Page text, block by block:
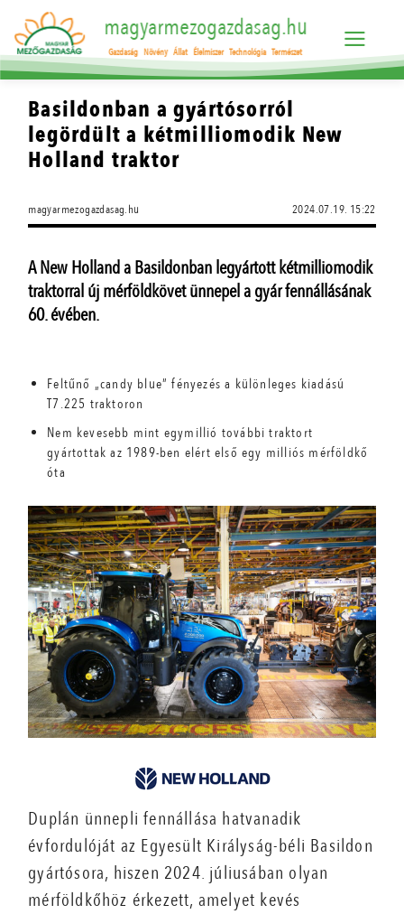
magyarmezogazdasag.hu
Gazdaság Növény Állat Élelmiszer Technológia Természet
Basildonban a gyártósorról
legördült a kétmilliomodik New
Holland traktor
magyarmezogazdasag.hu 2024.07.19. 15:22
A New Holland a Basildonban legyártott kétmilliomodik
traktorral új mérföldkövet ünnepel a gyár fennállásának
60. évében.
Feltűnő „candy blue” fényezés a különleges kiadású
T7.225 traktoron
Nem kevesebb mint egymillió további traktort
gyártottak az 1989-ben elért első egy milliós mérföldkő
óta
Duplán ünnepli fennállása hatvanadik
évfordulóját az Egyesült Királyság-béli Basildon
gyártósora, hiszen 2024. júliusában olyan
mérföldkőhöz érkezett, amelyet kevés